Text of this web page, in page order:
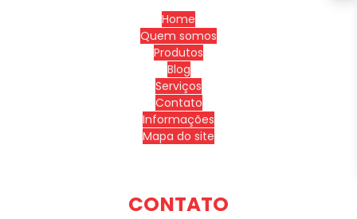
Home
Quem somos
Produtos
Blog
Serviços
Contato
Informações
Mapa do site
CONTATO